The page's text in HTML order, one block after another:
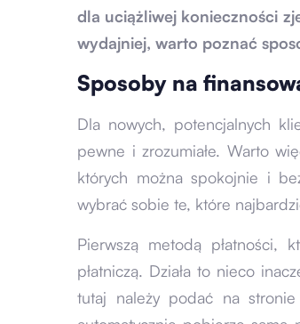
dla uciążliwej konieczności
wydajniej, warto poznać
Sposoby na
Dla nowych, potencjalnych
pewne i zrozumiałe. Warto
których można spokojnie i
wybrać sobie te, które
Pierwszą metodą płatności,
płatniczą. Działa to nieco
tutaj należy podać na